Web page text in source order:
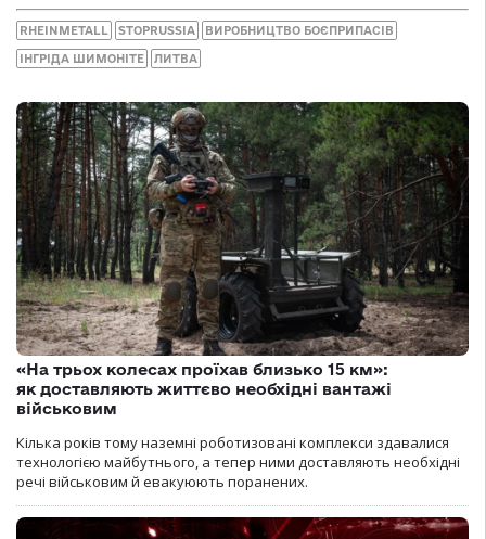
RHEINMETALL STOPRUSSIA ВИРОБНИЦТВО БОЄПРИПАСІВ
ІНГРІДА ШИМОНІТЕ ЛИТВА
«На трьох колесах проїхав близько 15 км»:
як доставляють життєво необхідні вантажі
військовим
Кілька років тому наземні роботизовані комплекси здавалися
технологією майбутнього, а тепер ними доставляють необхідні
речі військовим й евакуюють поранених.